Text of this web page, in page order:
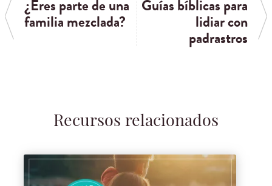
¿Eres parte de una
familia mezclada?
Guías bíblicas para
lidiar con
padrastros
Recursos relacionados